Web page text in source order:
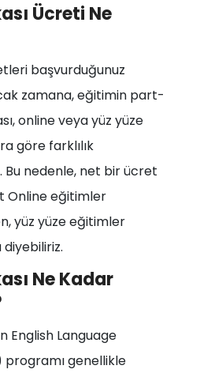
Ücreti Ne
başvurduğunuz
zamana, eğitimin part-
online veya yüz yüze
göre farklılık
nedenle, net bir ücret
Online eğitimler
yüz yüze eğitimler
Ne Kadar
English Language
genellikle